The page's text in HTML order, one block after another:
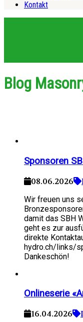
Kontakt
Blog
Sponsoren
08.06.2026
Wir freuen uns
damit das SBH
geht es zur
direkte
hydro.ch/links/
Dankeschön!
Onlineserie
16.04.2026